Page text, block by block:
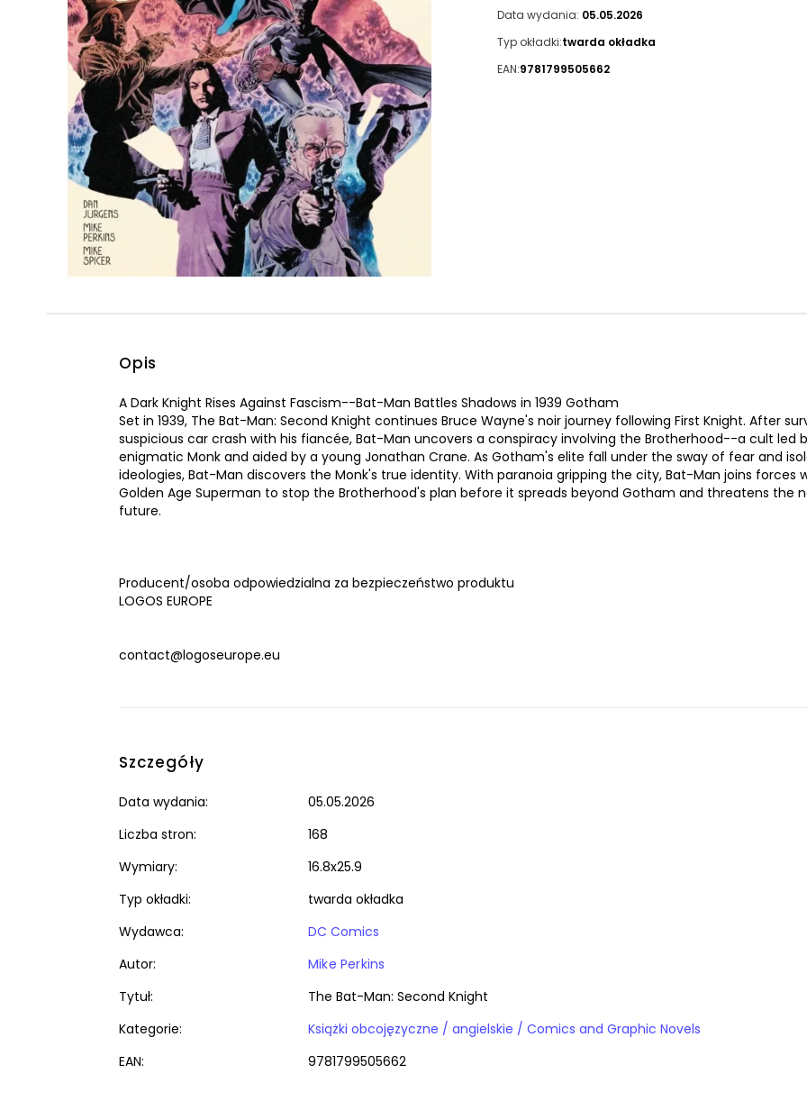
Data wydania: 05.05.2026
Typ okładki:twarda okładka
EAN:9781799505662
Opis
A Dark Knight Rises Against Fascism--Bat-Man Battles Shadows in 1939 Gotham
Set in 1939, The Bat-Man: Second Knight continues Bruce Wayne's noir journey following First Knight. After
suspicious car crash with his fiancée, Bat-Man uncovers a conspiracy involving the Brotherhood--a cult led
enigmatic Monk and aided by a young Jonathan Crane. As Gotham's elite fall under the sway of fear and
ideologies, Bat-Man discovers the Monk's true identity. With paranoia gripping the city, Bat-Man joins forces
Golden Age Superman to stop the Brotherhood's plan before it spreads beyond Gotham and threatens the
future.
Producent/osoba odpowiedzialna za bezpieczeństwo produktu
LOGOS EUROPE
contact@logoseurope.eu
Szczegóły
Data wydania:
05.05.2026
Liczba stron:
168
Wymiary:
16.8x25.9
Typ okładki:
twarda okładka
Wydawca:
DC Comics
Autor:
Mike Perkins
Tytuł:
The Bat-Man: Second Knight
Kategorie:
Książki obcojęzyczne / angielskie / Comics and Graphic Novels
EAN:
9781799505662
Powiększony kursor
Pomoc w czytaniu
Podkreślenie linków